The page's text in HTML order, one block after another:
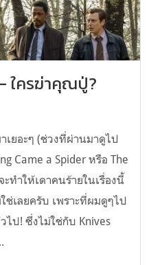
ใครฆ่าคุณปู่?
ยอะๆ (ช่วงที่ผ่านมาดูไป
Came a Spider หรือ The
ทำให้เดาคนร้ายในเรื่องนี้
ช่เลยครับ เพราะที่ผมดูๆไป
ป! ซึ่งไม่ใช่กับ Knives